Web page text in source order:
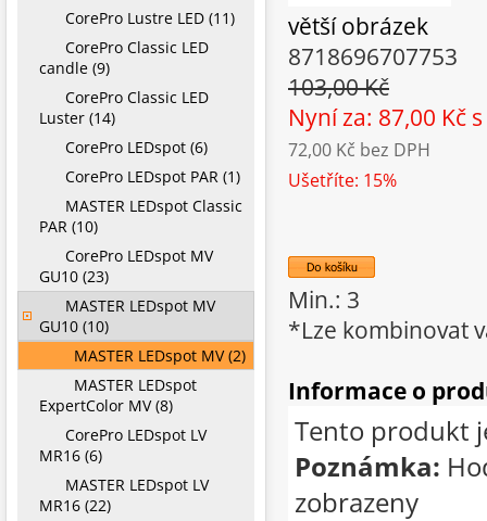
větší obrázek
8718696707753
103,00 Kč
Nyní za: 87,00 Kč
72,00 Kč bez DPH
Ušetříte: 15%
Min.: 3
*Lze kombinovat
Informace o
Tento produkt
Poznámka:
zobrazeny
CorePro Lustre LED (11)
CorePro Classic LED
candle (9)
CorePro Classic LED
Luster (14)
CorePro LEDspot (6)
CorePro LEDspot PAR (1)
MASTER LEDspot Classic
PAR (10)
CorePro LEDspot MV
GU10 (23)
MASTER LEDspot MV
GU10 (10)
MASTER LEDspot MV (2)
MASTER LEDspot
ExpertColor MV (8)
CorePro LEDspot LV
MR16 (6)
MASTER LEDspot LV
MR16 (22)